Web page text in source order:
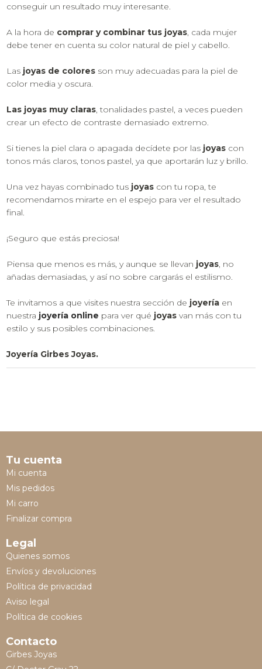
conseguir un resultado muy interesante.
A la hora de comprar y combinar tus joyas , cada mujer
debe tener en cuenta su color natural de piel y cabello.
Las joyas de colores son muy adecuadas para la piel de
color media y oscura.
Las joyas muy claras , tonalidades pastel, a veces pueden
crear un efecto de contraste demasiado extremo.
Si tienes la piel clara o apagada decídete por las joyas con
tonos más claros, tonos pastel, ya que aportarán luz y brillo.
Una vez hayas combinado tus joyas con tu ropa, te
recomendamos mirarte en el espejo para ver el resultado
final.
¡Seguro que estás preciosa!
Piensa que menos es más, y aunque se llevan joyas , no
añadas demasiadas, y así no sobre cargarás el estilismo.
Te invitamos a que visites nuestra sección de joyería en
nuestra joyería online para ver qué joyas van más con tu
estilo y sus posibles combinaciones.
Joyería Girbes Joyas.
Tu cuenta
Mi cuenta
Mis pedidos
Mi carro
Finalizar compra
Legal
Quienes somos
Envíos y devoluciones
Política de privacidad
Aviso legal
Política de cookies
Contacto
Girbes Joyas